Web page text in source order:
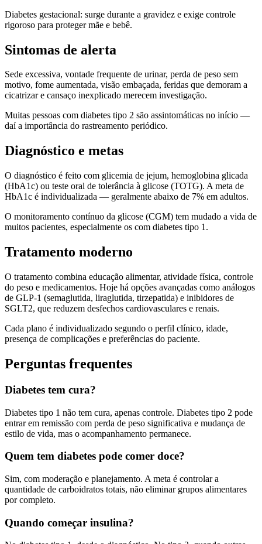
Diabetes gestacional: surge durante a gravidez e exige controle
rigoroso para proteger mãe e bebê.
Sintomas de alerta
Sede excessiva, vontade frequente de urinar, perda de peso sem
motivo, fome aumentada, visão embaçada, feridas que demoram a
cicatrizar e cansaço inexplicado merecem investigação.
Muitas pessoas com diabetes tipo 2 são assintomáticas no início —
daí a importância do rastreamento periódico.
Diagnóstico e metas
O diagnóstico é feito com glicemia de jejum, hemoglobina glicada
(HbA1c) ou teste oral de tolerância à glicose (TOTG). A meta de
HbA1c é individualizada — geralmente abaixo de 7% em adultos.
O monitoramento contínuo da glicose (CGM) tem mudado a vida de
muitos pacientes, especialmente os com diabetes tipo 1.
Tratamento moderno
O tratamento combina educação alimentar, atividade física, controle
do peso e medicamentos. Hoje há opções avançadas como análogos
de GLP-1 (semaglutida, liraglutida, tirzepatida) e inibidores de
SGLT2, que reduzem desfechos cardiovasculares e renais.
Cada plano é individualizado segundo o perfil clínico, idade,
presença de complicações e preferências do paciente.
Perguntas frequentes
Diabetes tem cura?
Diabetes tipo 1 não tem cura, apenas controle. Diabetes tipo 2 pode
entrar em remissão com perda de peso significativa e mudança de
estilo de vida, mas o acompanhamento permanece.
Quem tem diabetes pode comer doce?
Sim, com moderação e planejamento. A meta é controlar a
quantidade de carboidratos totais, não eliminar grupos alimentares
por completo.
Quando começar insulina?